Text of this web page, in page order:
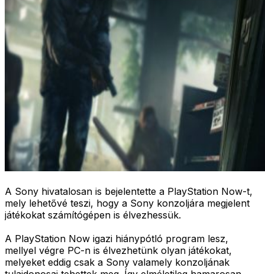
A Sony hivatalosan is bejelentette a PlayStation Now-t,
mely lehetővé teszi, hogy a Sony konzoljára megjelent
játékokat számítógépen is élvezhessük.
A PlayStation Now igazi hiánypótló program lesz,
mellyel végre PC-n is élvezhetünk olyan játékokat,
melyeket eddig csak a Sony valamely konzoljának